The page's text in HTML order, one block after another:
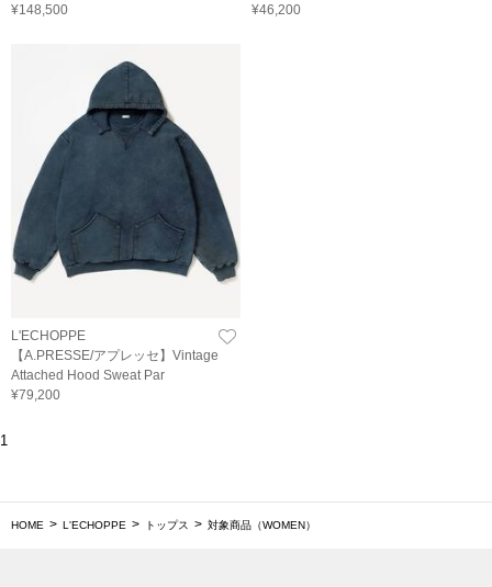
¥148,500
¥46,200
L'ECHOPPE
【A.PRESSE/アプレッセ】Vintage
Attached Hood Sweat Par
¥79,200
1
HOME L'ECHOPPE トップス 対象商品（WOMEN）